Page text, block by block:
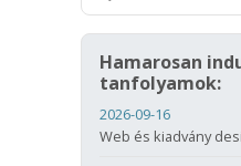
Hamarosan
tanfolyamok:
2026-09-16
Web és kiadvány